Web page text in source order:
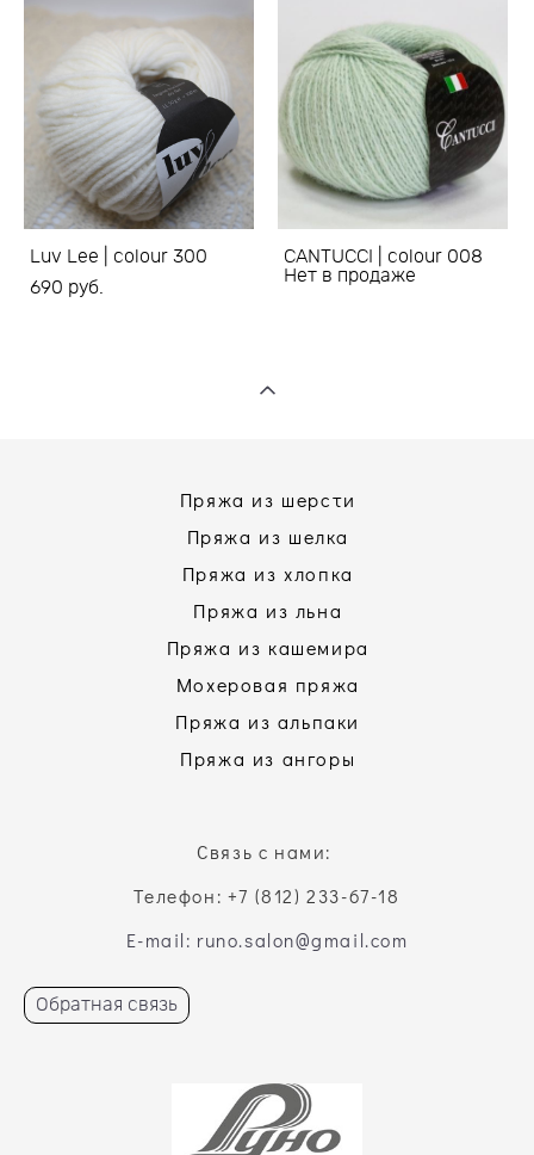
Luv Lee | colour 300
690 pуб.
CANTUCCI | colour 008
Нет в продаже
Пряжа из шерсти
Пряжа из шелка
Пряжа из хлопка
Пряжа из льна
Пряжа из кашемира
Мохеровая пряжа
Пряжа из альпаки
Пряжа из ангоры
Связь с нами:
Телефон: +7 (812) 233-67-18
E-mail: runo.salon@gmail.com
Обратная связь